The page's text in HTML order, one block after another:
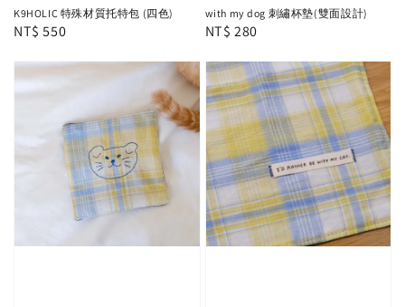
K9HOLIC 特殊材質托特包 (四色)
Regular
NT$ 550
with my dog 刺繡杯墊(雙面設計)
Regular
NT$ 280